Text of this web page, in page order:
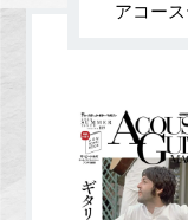
アコー